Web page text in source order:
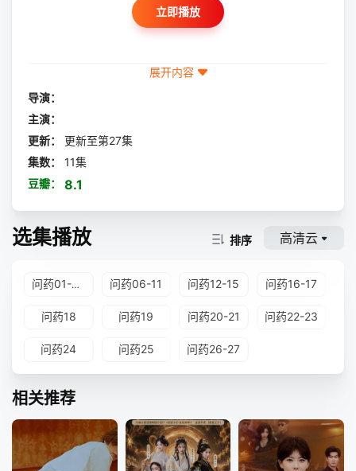
立即播放
展开内容
导演：
主演：
更新：
更新至第27集
集数：
11集
豆瓣：
8.1
选集播放 排序 高清云
问药01-05 问药06-11 问药12-15 问药16-17
问药18 问药19 问药20-21 问药22-23
问药24 问药25 问药26-27
相关推荐